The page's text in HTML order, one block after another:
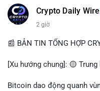
Crypto Daily Wire
2 giờ
📰 BẢN TIN TỔNG HỢP
[Xu hướng chung]: 🟡
Bitcoin dao động quanh